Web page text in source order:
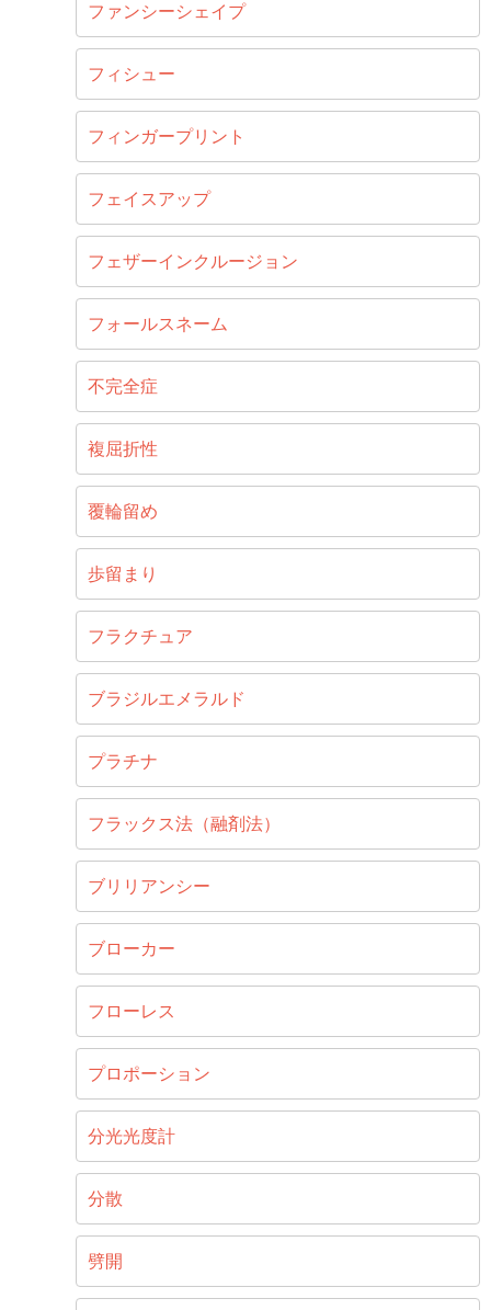
ファンシーシェイプ
フィシュー
フィンガープリント
フェイスアップ
フェザーインクルージョン
フォールスネーム
不完全症
複屈折性
覆輪留め
歩留まり
フラクチュア
ブラジルエメラルド
プラチナ
フラックス法（融剤法）
ブリリアンシー
ブローカー
フローレス
プロポーション
分光光度計
分散
劈開